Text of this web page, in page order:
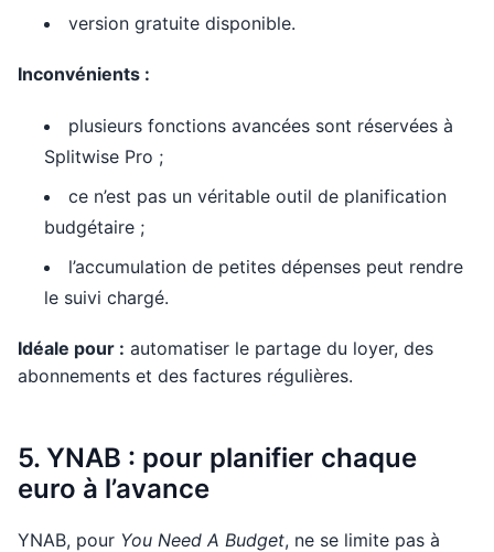
version gratuite disponible.
Inconvénients :
plusieurs fonctions avancées sont réservées à
Splitwise Pro ;
ce n’est pas un véritable outil de planification
budgétaire ;
l’accumulation de petites dépenses peut rendre
le suivi chargé.
Idéale pour : automatiser le partage du loyer, des
abonnements et des factures régulières.
5. YNAB : pour planifier chaque
euro à l’avance
YNAB, pour You Need A Budget, ne se limite pas à